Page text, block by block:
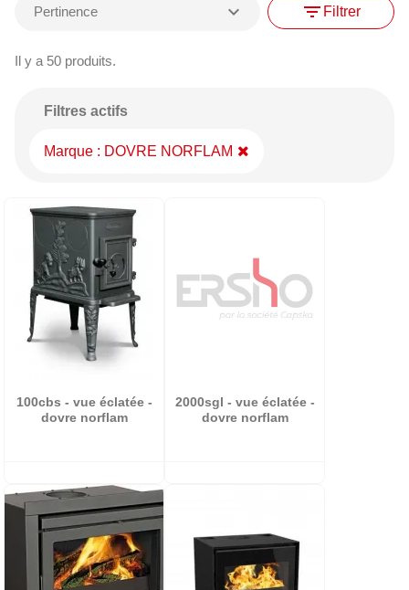
Il y a 50 produits.
Pertinence expand_more filter_list Filtrer
Filtres actifs
Marque : DOVRE NORFLAM
100cbs - vue éclatée -
dovre norflam
2000sgl - vue éclatée -
dovre norflam